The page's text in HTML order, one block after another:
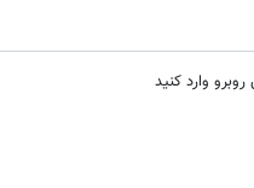
وارد کنید